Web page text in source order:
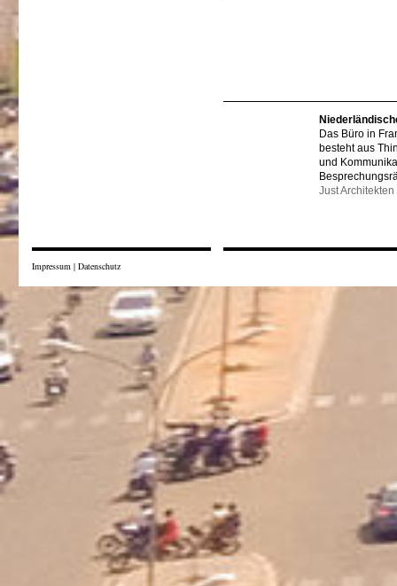
Das Büro in
besteht aus
und
Just Architekten
Impressum | Datenschutz